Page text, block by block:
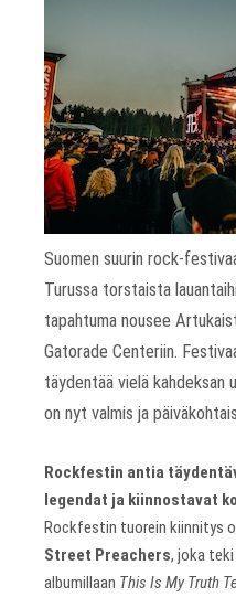
Suomen suurin rock-
Turussa torstaista
tapahtuma nousee
Gatorade Centeriin.
täydentää vielä kahdeksan
on nyt valmis ja
Rockfestin antia
legendat ja kiinnostavat
Rockfestin tuorein kiinnitys
Street Preachers, joka teki
albumillaan This Is My Truth